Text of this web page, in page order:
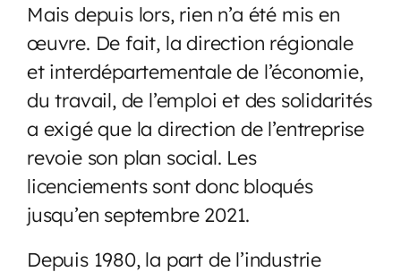
Mais depuis lors, rien n’a été mis en
œuvre. De fait, la direction régionale
et interdépartementale de l’économie,
du travail, de l’emploi et des solidarités
a exigé que la direction de l’entreprise
revoie son plan social. Les
licenciements sont donc bloqués
jusqu’en septembre 2021.
Depuis 1980, la part de l’industrie